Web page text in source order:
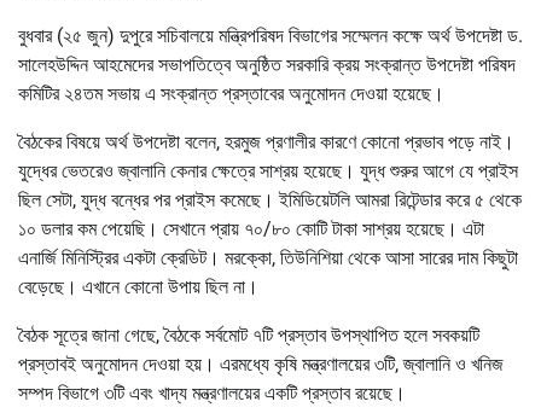
বুধবার (২৫ জুন) দুপুরে সচিবালয়ে মন্ত্রিপরিষদ বিভাগের সম্মেলন কক্ষে অর্থ উপদেষ্টা ড.
সালেহউদ্দিন আহমেদের সভাপতিত্বে অনুষ্ঠিত সরকারি ক্রয় সংক্রান্ত উপদেষ্টা পরিষদ
কমিটির ২৪তম সভায় এ সংক্রান্ত প্রস্তাবের অনুমোদন দেওয়া হয়েছে।
বৈঠকের বিষয়ে অর্থ উপদেষ্টা বলেন, হরমুজ প্রণালীর কারণে কোনো প্রভাব পড়ে নাই।
যুদ্ধের ভেতরেও জ্বালানি কেনার ক্ষেত্রে সাশ্রয় হয়েছে। যুদ্ধ শুরুর আগে যে প্রাইস
ছিল সেটা, যুদ্ধ বন্ধের পর প্রাইস কমেছে। ইমিডিয়েটলি আমরা রিটেন্ডার করে ৫ থেকে
১০ ডলার কম পেয়েছি। সেখানে প্রায় ৭০/৮০ কোটি টাকা সাশ্রয় হয়েছে। এটা
এনার্জি মিনিস্ট্রির একটা ক্রেডিট। মরক্কো, তিউনিশিয়া থেকে আসা সারের দাম কিছুটা
বেড়েছে। এখানে কোনো উপায় ছিল না।
বৈঠক সূত্রে জানা গেছে, বৈঠকে সর্বমোট ৭টি প্রস্তাব উপস্থাপিত হলে সবকয়টি
প্রস্তাবই অনুমোদন দেওয়া হয়। এরমধ্যে কৃষি মন্ত্রণালয়ের ৩টি, জ্বালানি ও খনিজ
সম্পদ বিভাগে ৩টি এবং খাদ্য মন্ত্রণালয়ের একটি প্রস্তাব রয়েছে।